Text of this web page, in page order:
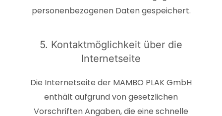
personenbezogenen Daten gespeichert.
5. Kontaktmöglichkeit über die
Internetseite
Die Internetseite der MAMBO PLAK GmbH
enthält aufgrund von gesetzlichen
Vorschriften Angaben, die eine schnelle